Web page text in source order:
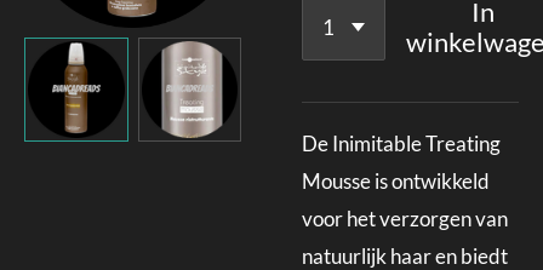
In
De Inimitable Treating
Mousse is ontwikkeld
voor het verzorgen van
natuurlijk haar en biedt